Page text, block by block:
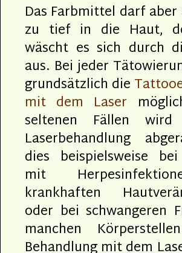
Das Farbmittel darf
zu tief in die Haut,
wäscht es sich durch
aus. Bei jeder
grundsätzlich die
mit dem Laser
seltenen Fällen
Laserbehandlung
dies beispielsweise
mit
krankhaften
oder bei schwangeren
manchen
Behandlung mit dem